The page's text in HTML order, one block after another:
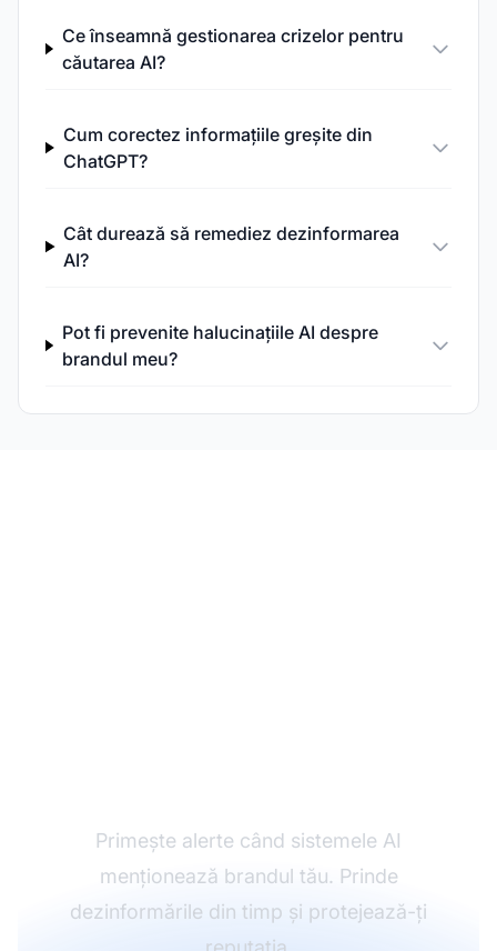
Ce înseamnă gestionarea crizelor pentru
căutarea AI?
Cum corectez informațiile greșite din
ChatGPT?
Cât durează să remediez dezinformarea
AI?
Pot fi prevenite halucinațiile AI despre
brandul meu?
Primește alerte când sistemele AI
menționează brandul tău. Prinde
dezinformările din timp și protejează-ți